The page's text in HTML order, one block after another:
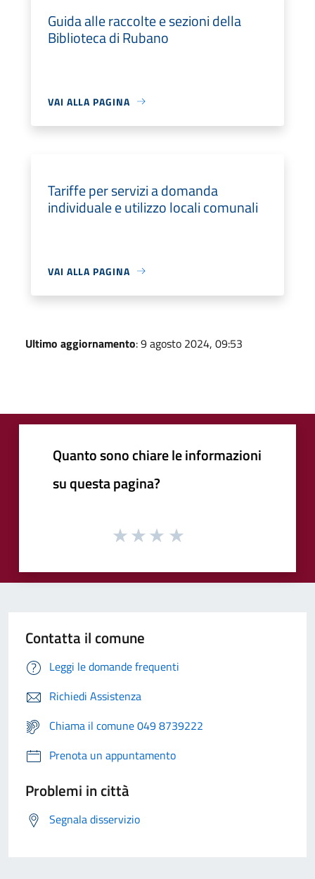
Guida alle raccolte e sezioni della
Biblioteca di Rubano
VAI ALLA PAGINA
Tariffe per servizi a domanda
individuale e utilizzo locali comunali
VAI ALLA PAGINA
Ultimo aggiornamento: 9 agosto 2024, 09:53
Quanto sono chiare le informazioni
su questa pagina?
Contatta il comune
Leggi le domande frequenti
Richiedi Assistenza
Chiama il comune 049 8739222
Prenota un appuntamento
Problemi in città
Segnala disservizio